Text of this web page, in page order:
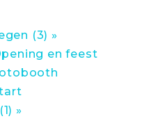
(3) »
en feest
»